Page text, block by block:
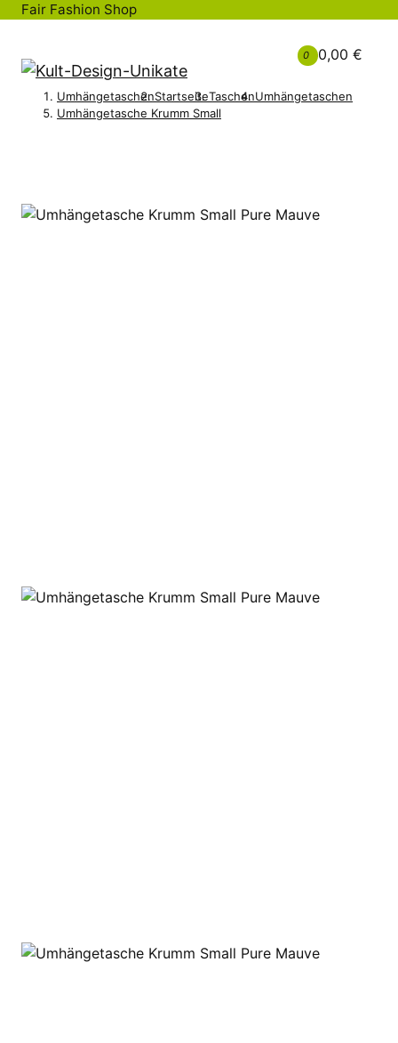
Fair Fashion Shop
0 0,00 €
UmhängetaschenStartseiteTaschenUmhängetaschen
Umhängetasche Krumm Small